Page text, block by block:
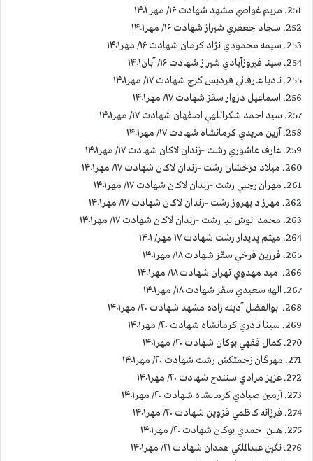
251. مريم غواصي مشهد شهادت ۱۶/ مهر ۱۴۰۱
252. سجاد جعفري شيراز شهادت ۱۶/ مهر۱۴۰۱
253. سيمه محمودي نژاد كرمان شهادت ۱۶/ مهر۱۴۰۱
254. سينا فيروزآبادي شيراز شهادت ۱۶/ آبان۱۴۰۱
255. ناديا عارفاني فرديس كرج شهادت ۱۷/ مهر۱۴۰۱
256. اسماعيل دزوار سقز شهادت ۱۷/ مهر۱۴۰۱
257. سيد احمد شكراللهي اصفهان شهادت ۱۷/ مهر۱۴۰۱
258. آرين مريدي كرمانشاه شهادت ۱۷/ مهر۱۴۰۱
259. عارف عاشوري رشت –زندان لاكان شهادت ۱۷/ مهر۱۴۰۱
260. ميلاد درخشان رشت –زندان لاكان شهادت ۱۷/ مهر۱۴۰۱
261. مهران رجبي رشت –زندان لاكان شهادت ۱۷/ مهر۱۴۰۱
262. مهرزاد بهروز رشت –زندان لاكان شهادت ۱۷/ مهر۱۴۰۱
263. محمد انوش نيا رشت –زندان لاكان شهادت ۱۷/ مهر۱۴۰۱
264. میثم پدیدار رشت شهادت ۱۷ مهر/ ۱۴۰۱
265. فرزين فرخي سقز شهادت ۱۸/ مهر۱۴۰۱
266. اميد مهدوي تهران شهادت ۱۸/ مهر۱۴۰۱
267. الهه سعيدي سقز شهادت ۱۸/ مهر۱۴۰۱
268. ابوالفضل آدينه زاده مشهد شهادت ۲۰/ مهر۱۴۰۱
269. سينا نادري كرمانشاه شهادت ۲۰/ مهر۱۴۰۱
270. كمال فقهي بوكان شهادت ۲۰/ مهر۱۴۰۱
271. مهرگان زحمتكش رشت شهادت ۲۰/ مهر۱۴۰۱
272. عزيز مرادي سنندج شهادت ۲۰/ مهر۱۴۰۱
273. آرمين صيادي كرمانشاه شهادت ۲۰/ مهر۱۴۰۱
274. فرزانه كاظمي قزوين شهادت ۲۰/ مهر۱۴۰۱
275. هلن احمدي بوكان شهادت ۲۰/ مهر۱۴۰۱
276. نگين عبدالملكي همدان شهادت ۲۱/ مهر۱۴۰۱